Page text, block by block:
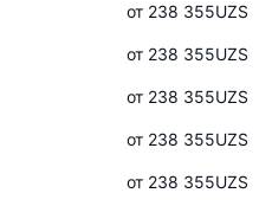
от 238 355UZS
от 238 355UZS
от 238 355UZS
от 238 355UZS
от 238 355UZS